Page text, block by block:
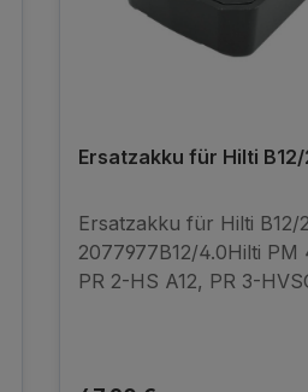
Ersatzakku für Hilti B12/
Ersatzakku für Hilti B12/
2077977B12/4.0Hilti PM
PR 2-HS A12, PR 3-